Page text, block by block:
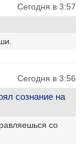
Сегодня в 3:57
Сегодня в 3:56
сознание на
со